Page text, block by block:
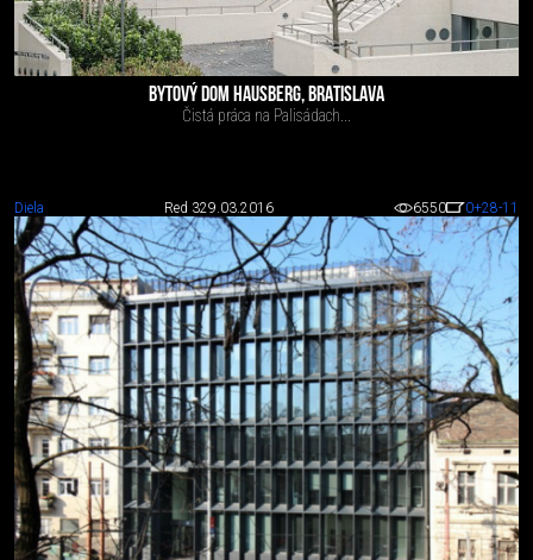
BYTOVÝ DOM HAUSBERG, BRATISLAVA
Čistá práca na Palisádach...
Diela Red 329.03.2016 6550 0+28-11